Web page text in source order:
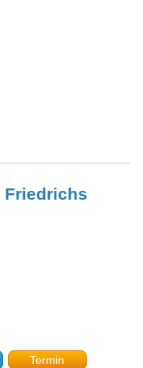
Friedrichs
Termin